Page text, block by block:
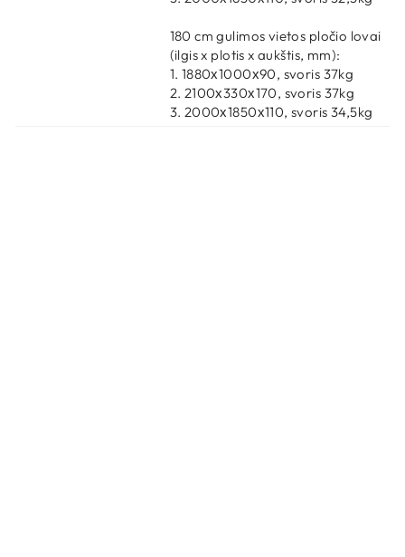
180 cm gulimos vietos pločio lovai
(ilgis x plotis x aukštis, mm):
1. 1880х1000х90, svoris 37kg
2. 2100х330х170, svoris 37kg
3. 2000х1850х110, svoris 34,5kg